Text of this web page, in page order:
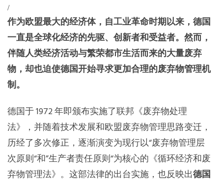
东南亚秘书处
/
作为欧盟最大的经济体，自工业革命时期以来，德国
一直是全球化经济的先驱、创新者和受益者。然而，
伴随人类经济活动与繁荣都市生活而来的大量废弃
物，却也迫使德国开始寻求更加合理的废弃物管理机
制。
德国于 1972 年即颁布实施了联邦《废弃物处理
法》，并随着技术发展和欧盟废弃物管理思路变迁，
历经了多次修正，逐渐演变为现行以“废弃物管理层
次原则“和”生产者责任原则“为核心的《循环经济和废
弃物管理法》。这部法律的出台实施，也反映出德国